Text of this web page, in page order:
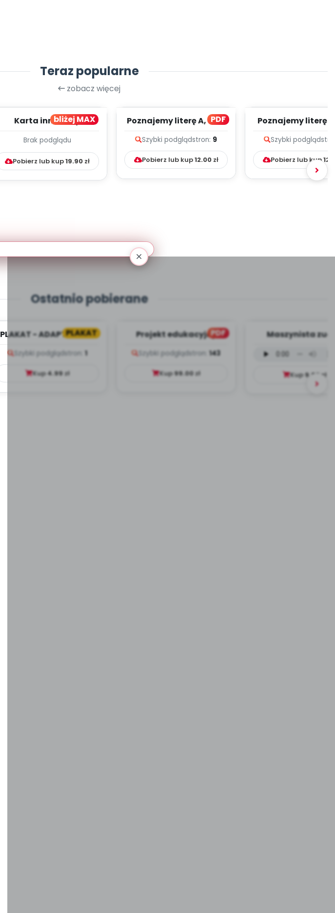
Teraz popularne
zobacz więcej
bliżej MAX
Karta innowacji
Kumpelkowo
Brak podglądu
Pobierz lub kup19.90 zł
PDF
Poznajemy literę A, CZ. 1
Szybki podglądstron: 9
Pobierz lub kup12.00zł
Poznajemy literę E,
Szybki podgląd
Pobierz lub kup
Ostatnio pobierane
PLAKAT
PLAKAT - ADAPTACJA -
Szybki podglądstron: 1
Kup4.99zł
PDF
Projekt edukacyjny
Szybki podglądstron: 143
Kup99.00zł
Maszynista
mp3)
Kup9.99 zł